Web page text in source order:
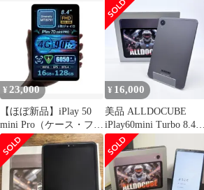
ス 保護ケース
【BAOLINTX】スタン
ド機能 角度調整 高級
PU レザー 擦り傷防止
磁気吸着 全面保護型 保
護ケース ALLDOCUBE
iPlay60ｍini Tu
ム 2枚 【日本製素材旭
硝子製】 対応
Alldocube iPlay60mini
Pro 8.4インチ タブレッ
ト フィルム 強化ガラス
液晶 保護フィルム ケー
0
¥ 23,000
【ほぼ新品】iPlay 50
mini Pro（ケース・フィ
ルム付）
¥ 16,000
美品 ALLDOCUBE
iPlay60mini Turbo 8.4イ
ンチ 128GB 付属品完備
【C6067-60】